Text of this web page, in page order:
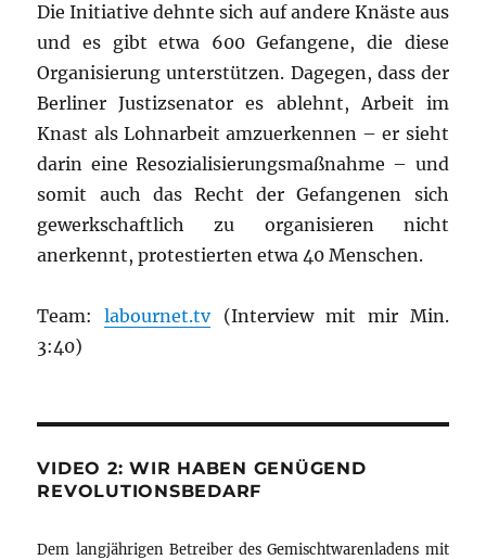
Die Initiative dehnte sich auf andere Knäste aus
und es gibt etwa 600 Gefangene, die diese
Organisierung unterstützen. Dagegen, dass der
Berliner Justizsenator es ablehnt, Arbeit im
Knast als Lohnarbeit amzuerkennen – er sieht
darin eine Resozialisierungsmaßnahme – und
somit auch das Recht der Gefangenen sich
gewerkschaftlich zu organisieren nicht
anerkennt, protestierten etwa 40 Menschen.
Team:labournet.tv(Interview mit mir Min.
3:40)
VIDEO 2: WIR HABEN GENÜGEND
REVOLUTIONSBEDARF
Dem langjährigen Betreiber des Gemischtwarenladens mit